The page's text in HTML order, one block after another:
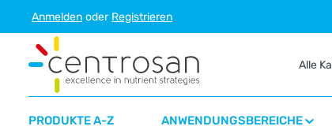
Hauptinhalt springen
Zur Suche springen
Zur Hauptnavigation springen
Anmelden oder Registrieren
Alle
PRODUKTE A-Z ANWENDUNGSBEREICHE